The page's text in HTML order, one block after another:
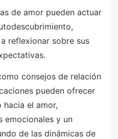
de amor pueden actuar
reflexionar sobre sus
consejos de relación
pueden ofrecer
hacia el amor,
emocionales y un
de las dinámicas de